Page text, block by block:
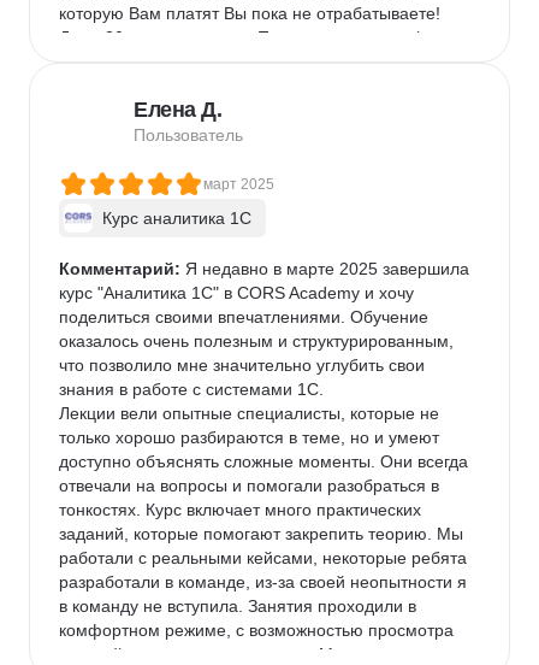
которую Вам платят Вы пока не отрабатываете!
Даже 30 тыс пока аванс. При этом есть риск (до
Этот курс скорее поможет перейти в новую нишу
уже работающему в 1С пользователю,
программирования 1С очень важны, так как одна из
работ необходимых заказчику и уметь в ТЗ описать
Но на работу в Москве как начинающий аналитик в
1С без опыта практически не найдете. Точнее это
будет Ваш выигрыш в лотерею!! Вот и подумайте
стоит тратить время и деньги. Те кто бегут сюда от
программирования 1С тоже безумцы. Эта работа
напрямую связана с совершенствованием навыка
программирования 1С. Постоянное развитие,
получение сертификатов, опыт внедрения
продуктов 1С доведут Вас до уровня
востребованного специалиста через минимум 3
года. А дальше только в горку! Уровень Ваш
напрямую зависит от высоты взятых горок. №
звезды поставил только для того чтобы кто то
прочитал и задумался. 4 звезды не поставлю так
как для поиска новой работы в Москве он почти
бесполезен.
Елена Д.
Пользователь
март 2025
Курс аналитика 1C
Комментарий: Я недавно в марте 2025 завершила
курс "Аналитика 1С" в CORS Academy и хочу
поделиться своими впечатлениями. Обучение
оказалось очень полезным и структурированным,
что позволило мне значительно углубить свои
знания в работе с системами 1С.
Лекции вели опытные специалисты, которые не
только хорошо разбираются в теме, но и умеют
доступно объяснять сложные моменты. Они всегда
отвечали на вопросы и помогали разобраться в
тонкостях. Курс включает много практических
заданий, которые помогают закрепить теорию. Мы
работали с реальными кейсами, некоторые ребята
разработали в команде, из-за своей неопытности я
в команду не вступила. Занятия проходили в
комфортном режиме, с возможностью просмотра
записей, если что-то пропустил. Материалы курса